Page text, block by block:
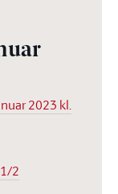
2023 kl.
2